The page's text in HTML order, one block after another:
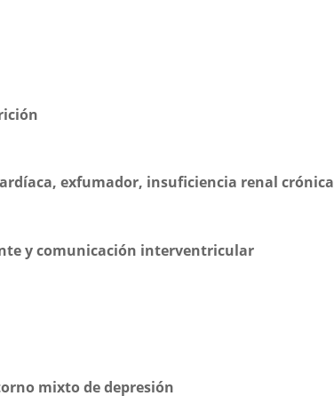
exfumador, insuficiencia renal crónica
y comunicación interventricular
mixto de depresión